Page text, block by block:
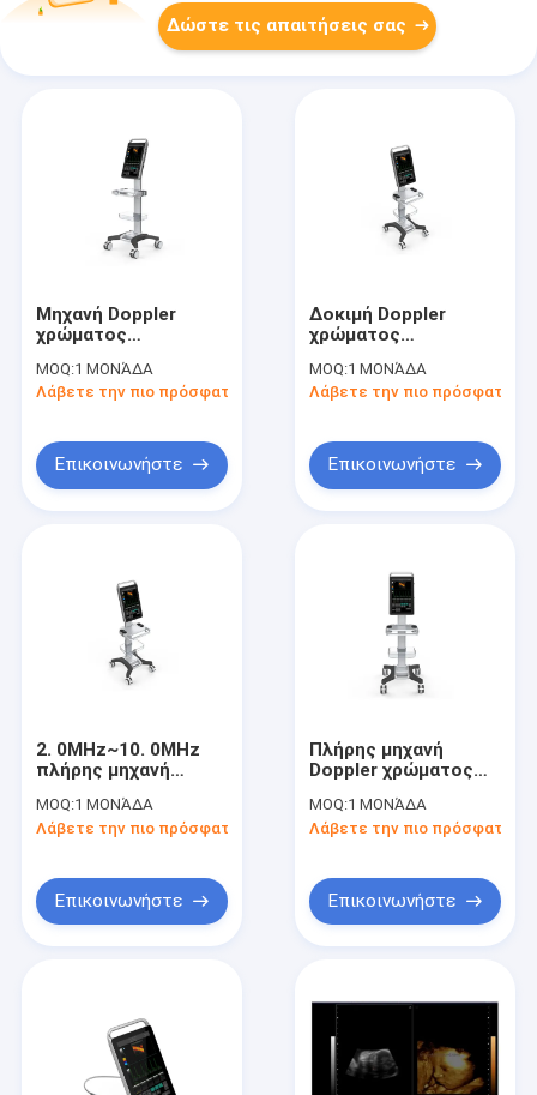
Περίπου εμείς
Δώστε τις απαιτήσεις σας
Μηχανή Doppler
χρώματος
ανιχνευτών
υπερήχου με το 2$ο
ανθρώπινη χρήση
MOQ:1 ΜΟΝΆΔΑ
Λάβετε την πιο πρόσφατη τιμή
Επικοινωνήστε
Δοκιμή Doppler
χρώματος
υπερήχου οργάνων
ελέγχου αφής 18,5
έλεγχο
MOQ:1 ΜΟΝΆΔΑ
Λάβετε την πιο πρόσφατη
Επικοινωνήστε
2. 0MHz~10. 0MHz
πλήρης μηχανή
καροτσακιών οθόνης
αφής 18,5 ίντσας με
MOQ:1 ΜΟΝΆΔΑ
Λάβετε την πιο πρόσφατη τιμή
Επικοινωνήστε
Πλήρης μηχανή
Doppler χρώματος
αφής 18,5 ίντσας με
τη υψηλή ανάλυση
MOQ:1 ΜΟΝΆΔΑ
Λάβετε την πιο πρόσφατη
Επικοινωνήστε